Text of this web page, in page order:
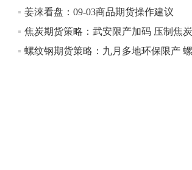
姜涞看盘：09-03商品期货操作建议